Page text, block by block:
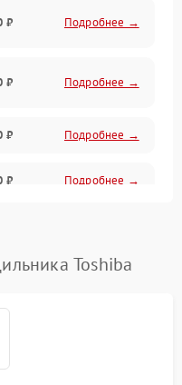
₽ Подробнее →
₽ Подробнее →
₽ Подробнее →
₽ Подробнее →
₽ Подробнее →
Toshiba